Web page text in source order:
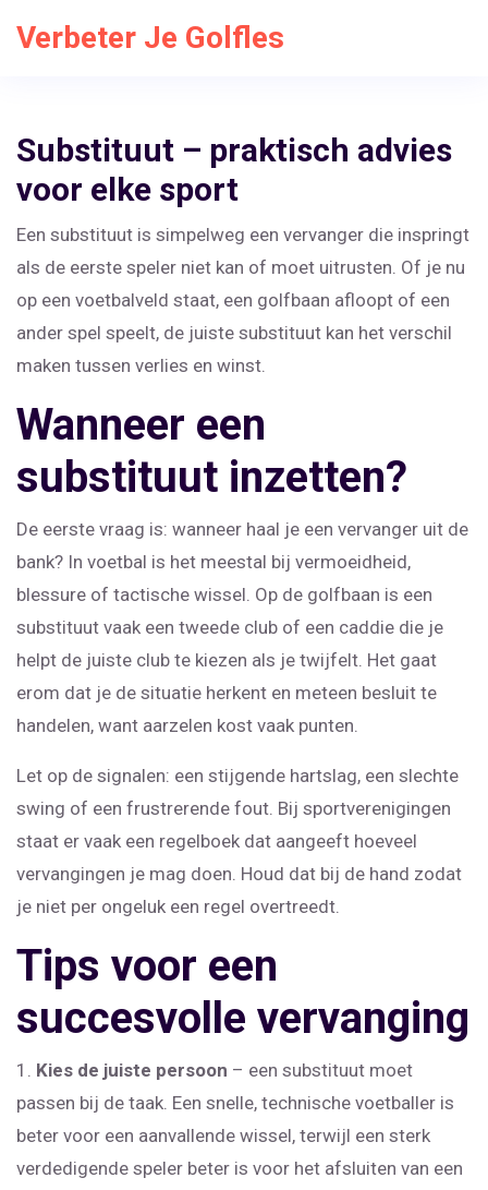
Verbeter Je Golfles
Substituut – praktisch advies
voor elke sport
Een substituut is simpelweg een vervanger die inspringt
als de eerste speler niet kan of moet uitrusten. Of je nu
op een voetbalveld staat, een golfbaan afloopt of een
ander spel speelt, de juiste substituut kan het verschil
maken tussen verlies en winst.
Wanneer een
substituut inzetten?
De eerste vraag is: wanneer haal je een vervanger uit de
bank? In voetbal is het meestal bij vermoeidheid,
blessure of tactische wissel. Op de golfbaan is een
substituut vaak een tweede club of een caddie die je
helpt de juiste club te kiezen als je twijfelt. Het gaat
erom dat je de situatie herkent en meteen besluit te
handelen, want aarzelen kost vaak punten.
Let op de signalen: een stijgende hartslag, een slechte
swing of een frustrerende fout. Bij sportverenigingen
staat er vaak een regelboek dat aangeeft hoeveel
vervangingen je mag doen. Houd dat bij de hand zodat
je niet per ongeluk een regel overtreedt.
Tips voor een
succesvolle vervanging
1. Kies de juiste persoon – een substituut moet
passen bij de taak. Een snelle, technische voetballer is
beter voor een aanvallende wissel, terwijl een sterk
verdedigende speler beter is voor het afsluiten van een